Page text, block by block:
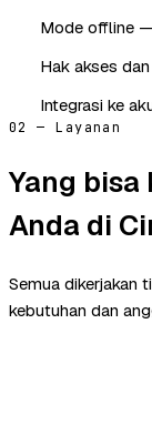
Mode offline
Hak akses
Integrasi ke
02 — Layanan
Yang
Anda di
Semua dikerjakan
kebutuhan dan